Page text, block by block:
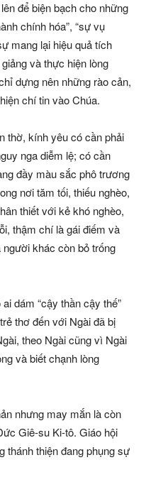
để biện bạch cho những
chính hóa”, “sự vụ
mang lại hiệu quả tích
và thực hiện lòng
dựng nên những rào cản,
chí tin vào Chúa.
thờ, kính yêu có cần phải
nga diễm lệ; có cần
đầy màu sắc phô trương
nơi tăm tối, thiếu nghèo,
thiết với kẻ khó nghèo,
thậm chí là gái điếm và
khác còn bỏ trống
dám “cậy thần cậy thế”
thơ đến với Ngài đã bị
theo Ngài cũng vì Ngài
và biết chạnh lòng
nhưng may mắn là còn
Giê-su Ki-tô. Giáo hội
thánh thiện đang phụng sự